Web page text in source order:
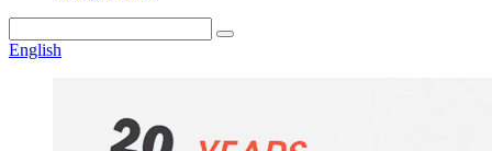
English